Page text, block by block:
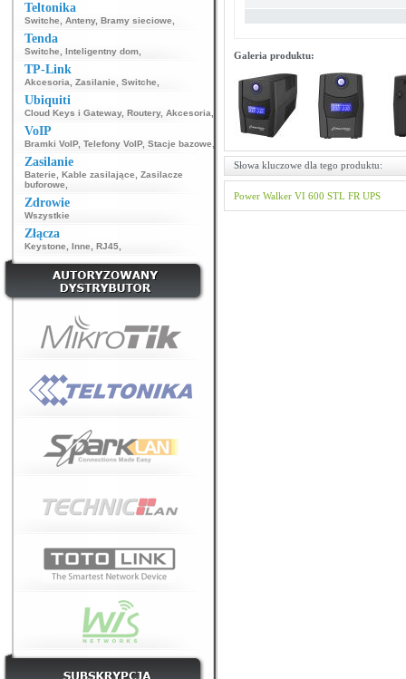
Teltonika
Switche Anteny, Bramy sieciowe
Tenda
Switche Inteligentny dom
TP-Link
Akcesoria Zasilanie Switche
Ubiquiti
Cloud Keys i Gateway, Routery, Akcesoria
VoIP
Bramki VoIP, Telefony VoIP, Stacje bazowe
Zasilanie
Baterie Kable zasilające
Zasilacze
buforowe
Zdrowie
Wszystkie
Złącza
Keystone Inne RJ45
Galeria produktu:
Słowa kluczowe dla tego produktu:
Power Walker VI 600 STL FR UPS